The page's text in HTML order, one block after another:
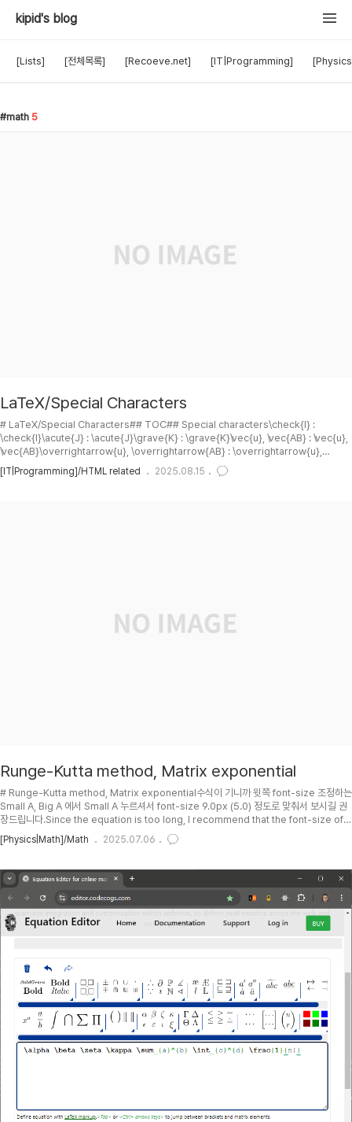
kipid's blog
[Lists] [전체목록] [Recoeve.net] [IT|Programming]
math 5
LaTeX/Special Characters
# LaTeX/Special Characters## TOC## Special characters\check{I} :
\check{I}\acute{J} : \acute{J}\grave{K} : \grave{K}\vec{u}, \vec{AB} : \vec{u},
\vec{AB}\overrightarrow{u}, \overrightarrow{AB} : \overrightarrow{u},
\overrightarrow{AB}\bar{z} : \bar{z}\hat{x} : \hat{x}\tilde{x} : \tilde{x}\dot{x},
\ddot{x}, \dddot{x} : \dot{x}, \ddot{x}, \dddot{x}\mathring{A} :
[IT|Programming]/HTML related 2025.08.15
Runge-Kutta method, Matrix exponential
# Runge-Kutta method, Matrix exponential수식이 기니까 윗쪽 font-size 조정하는
Small A, Big A 에서 Small A 누르셔서 font-size 9.0px (5.0) 정도로 맞춰서 보시길 권
장드립니다.Since the equation is too long, I recommend that the font-size of
docuK is to be set to be 9.0px (5.0) by clicking Small A among Small A, Big A
on the top side of this document.## PH2023-05-22 : First posting.##
[Physics|Math]/Math 2025.07.06